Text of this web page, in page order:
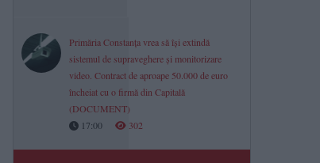
Primăria Constanța vrea să își extindă
sistemul de supraveghere și monitorizare
video. Contract de aproape 50.000 de euro
încheiat cu o firmă din Capitală
(DOCUMENT)
17:00
302